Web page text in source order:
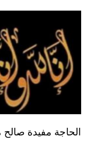
الحاجة مفيدة